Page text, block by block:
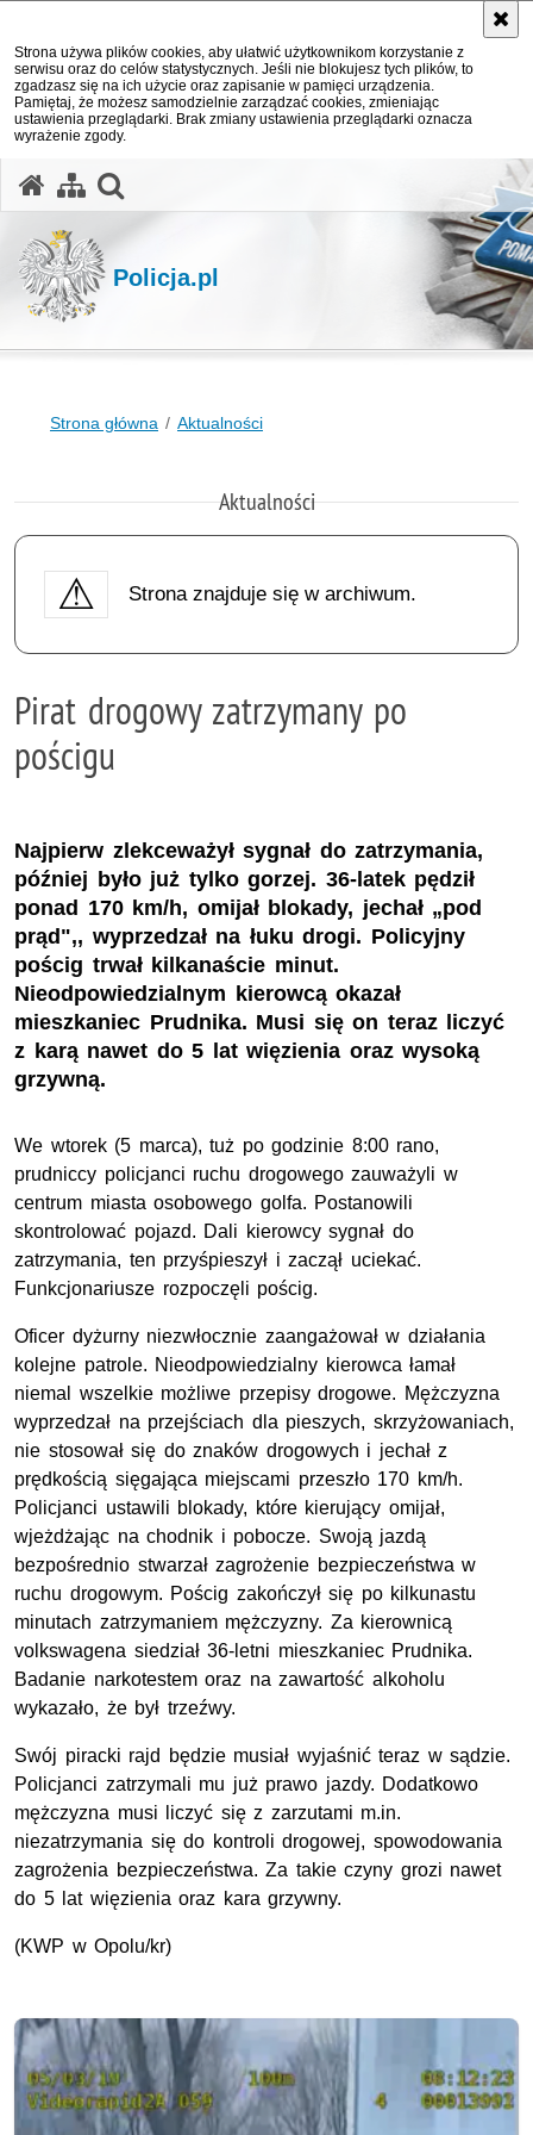
Strona używa plików cookies, aby ułatwić użytkownikom korzystanie z
serwisu oraz do celów statystycznych. Jeśli nie blokujesz tych plików, to
zgadzasz się na ich użycie oraz zapisanie w pamięci urządzenia.
Pamiętaj, że możesz samodzielnie zarządzać cookies, zmieniając
ustawienia przeglądarki. Brak zmiany ustawienia przeglądarki oznacza
wyrażenie zgody.
Policja.pl
Strona główna Aktualności
Aktualności
Strona znajduje się w archiwum.
Pirat drogowy zatrzymany po
pościgu
Najpierw zlekceważył sygnał do zatrzymania,
później było już tylko gorzej. 36-latek pędził
ponad 170 km/h, omijał blokady, jechał „pod
prąd",, wyprzedzał na łuku drogi. Policyjny
pościg trwał kilkanaście minut.
Nieodpowiedzialnym kierowcą okazał
mieszkaniec Prudnika. Musi się on teraz liczyć
z karą nawet do 5 lat więzienia oraz wysoką
grzywną.
We wtorek (5 marca), tuż po godzinie 8:00 rano,
prudniccy policjanci ruchu drogowego zauważyli w
centrum miasta osobowego golfa. Postanowili
skontrolować pojazd. Dali kierowcy sygnał do
zatrzymania, ten przyśpieszył i zaczął uciekać.
Funkcjonariusze rozpoczęli pościg.
Oficer dyżurny niezwłocznie zaangażował w działania
kolejne patrole. Nieodpowiedzialny kierowca łamał
niemal wszelkie możliwe przepisy drogowe. Mężczyzna
wyprzedzał na przejściach dla pieszych, skrzyżowaniach,
nie stosował się do znaków drogowych i jechał z
prędkością sięgająca miejscami przeszło 170 km/h.
Policjanci ustawili blokady, które kierujący omijał,
wjeżdżając na chodnik i pobocze. Swoją jazdą
bezpośrednio stwarzał zagrożenie bezpieczeństwa w
ruchu drogowym. Pościg zakończył się po kilkunastu
minutach zatrzymaniem mężczyzny. Za kierownicą
volkswagena siedział 36-letni mieszkaniec Prudnika.
Badanie narkotestem oraz na zawartość alkoholu
wykazało, że był trzeźwy.
Swój piracki rajd będzie musiał wyjaśnić teraz w sądzie.
Policjanci zatrzymali mu już prawo jazdy. Dodatkowo
mężczyzna musi liczyć się z zarzutami m.in.
niezatrzymania się do kontroli drogowej, spowodowania
zagrożenia bezpieczeństwa. Za takie czyny grozi nawet
do 5 lat więzienia oraz kara grzywny.
(KWP w Opolu/kr)